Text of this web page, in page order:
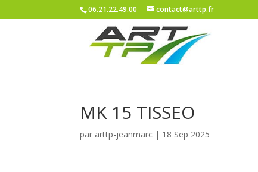
06.21.22.49.00 contact@arttp.fr
MK 15 TISSEO
par arttp-jeanmarc | 18 Sep 2025